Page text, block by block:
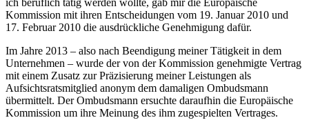
Kommission mit ihren Entscheidungen vom 19. Januar 2010 und
17. Februar 2010 die ausdrückliche Genehmigung dafür.
Im Jahre 2013 – also nach Beendigung meiner Tätigkeit in dem
Unternehmen – wurde dervon der Kommission genehmigte Vertrag
mit einem Zusatz zur Präzisierung meiner Leistungen als
Aufsichtsratsmitglied anonym dem damaligen Ombudsmann
übermittelt. Der Ombudsmann ersuchte daraufhin die Europäische
Kommission um ihre Meinung des ihm zugespielten Vertrages.